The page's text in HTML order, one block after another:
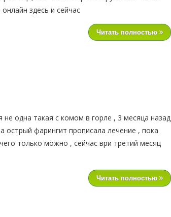
здесь и сейчас
Читать полностью
одна такая с комом в горле , 3 месяца назад
острый фарингит прописала лечение , пока
только можно , сейчас ври третий месяц
Читать полностью